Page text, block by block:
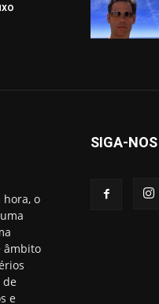
o
âmbito
de
e
SIGA-NOS